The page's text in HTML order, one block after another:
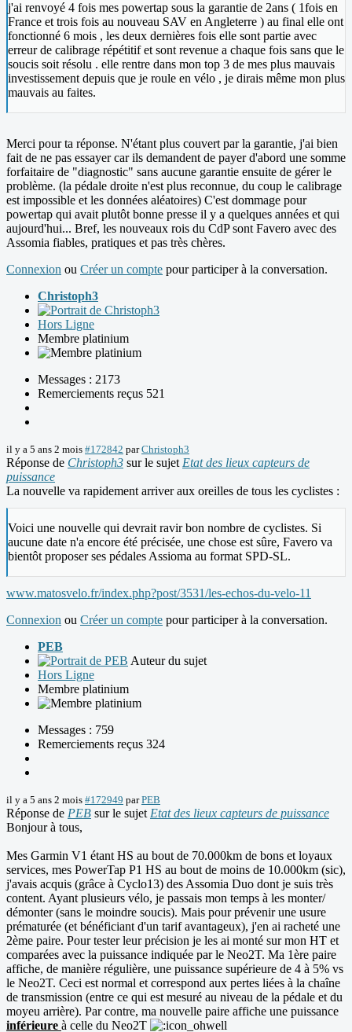
j'ai renvoyé 4 fois mes powertap sous la garantie de 2ans ( 1fois en
France et trois fois au nouveau SAV en Angleterre ) au final elle ont
fonctionné 6 mois , les deux dernières fois elle sont partie avec
erreur de calibrage répétitif et sont revenue a chaque fois sans que le
soucis soit résolu . elle rentre dans mon top 3 de mes plus mauvais
investissement depuis que je roule en vélo , je dirais même mon plus
mauvais au faites.
Merci pour ta réponse. N'étant plus couvert par la garantie, j'ai bien
fait de ne pas essayer car ils demandent de payer d'abord une somme
forfaitaire de "diagnostic" sans aucune garantie ensuite de gérer le
problème. (la pédale droite n'est plus reconnue, du coup le calibrage
est impossible et les données aléatoires) C'est dommage pour
powertap qui avait plutôt bonne presse il y a quelques années et qui
aujourd'hui... Bref, les nouveaux rois du CdP sont Favero avec des
Assomia fiables, pratiques et pas très chères.
Connexion ou Créer un compte pour participer à la conversation.
Christoph3
Hors Ligne
Membre platinium
Messages : 2173
Remerciements reçus 521
il y a 5 ans 2 mois #172842 parChristoph3
Réponse de Christoph3 sur le sujet Etat des lieux capteurs de
puissance
La nouvelle va rapidement arriver aux oreilles de tous les cyclistes :
Voici une nouvelle qui devrait ravir bon nombre de cyclistes. Si
aucune date n'a encore été précisée, une chose est sûre, Favero va
bientôt proposer ses pédales Assioma au format SPD-SL.
www.matosvelo.fr/index.php?post/3531/les-echos-du-velo-11
Connexion ou Créer un compte pour participer à la conversation.
PEB
Auteur du sujet
Hors Ligne
Membre platinium
Messages : 759
Remerciements reçus 324
il y a 5 ans 2 mois #172949 parPEB
Réponse de PEB sur le sujet Etat des lieux capteurs de puissance
Bonjour à tous,
Mes Garmin V1 étant HS au bout de 70.000km de bons et loyaux
services, mes PowerTap P1 HS au bout de moins de 10.000km (sic),
j'avais acquis (grâce à Cyclo13) des Assomia Duo dont je suis très
content. Ayant plusieurs vélo, je passais mon temps à les monter/
démonter (sans le moindre soucis). Mais pour prévenir une usure
prématurée (et bénéficiant d'un tarif avantageux), j'en ai racheté une
2ème paire. Pour tester leur précision je les ai monté sur mon HT et
comparées avec la puissance indiquée par le Neo2T. Ma 1ère paire
affiche, de manière régulière, une puissance supérieure de 4 à 5% vs
le Neo2T. Ceci est normal et correspond aux pertes liées à la chaîne
de transmission (entre ce qui est mesuré au niveau de la pédale et du
moyeu arrière). Par contre, ma nouvelle paire affiche une puissance
inférieure à celle du Neo2T